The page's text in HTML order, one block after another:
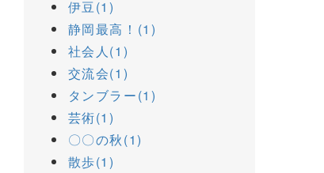
伊豆(1)
静岡最高！(1)
社会人(1)
交流会(1)
タンブラー(1)
芸術(1)
〇〇の秋(1)
散歩(1)